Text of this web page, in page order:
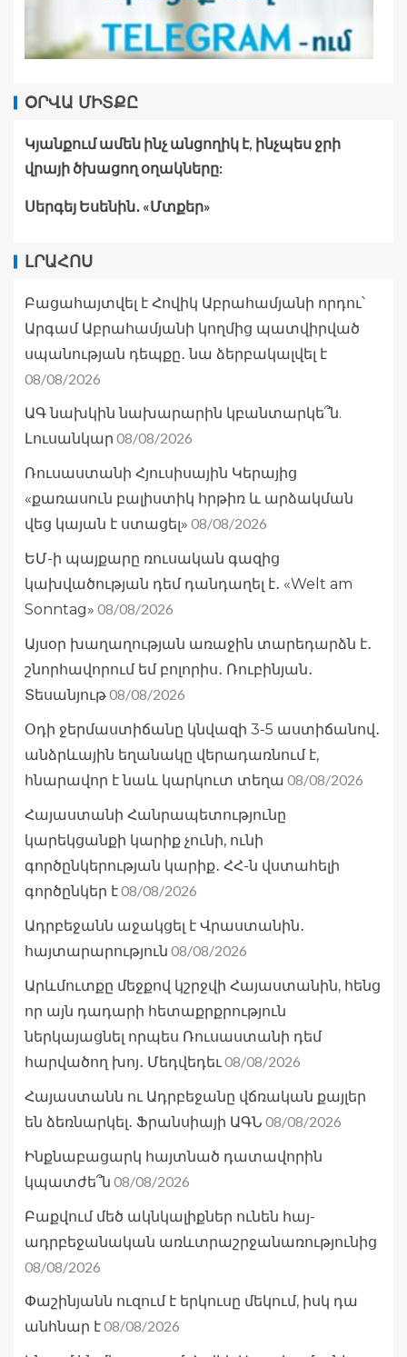
ՕՐՎԱ ՄԻՏՔԸ
Կյանքում ամեն ինչ անցողիկ է, ինչպես ջրի
վրայի ծխացող օղակները:
Սերգեյ Եսենին․ «Մտքեր»
ԼՐԱՀՈՍ
Բացահայտվել է Հովիկ Աբրահամյանի որդու՝
Արգամ Աբրահամյանի կողմից պատվիրված
սպանության դեպքը․ նա ձերբակալվել է
08/08/2026
ԱԳ նախկին նախարարին կբանտարկե՞ն.
Լուսանկար 08/08/2026
Ռուսաստանի Հյուսիսային Կերայից
«քառասուն բալիստիկ հրթիռ և արձակման
վեց կայան է ստացել» 08/08/2026
ԵՄ-ի պայքարը ռուսական գազից
կախվածության դեմ դանդաղել է․ «Welt am
Sonntag» 08/08/2026
Այսօր խաղաղության առաջին տարեդարձն է․
շնորհավորում եմ բոլորիս․ Ռուբինյան․
Տեսանյութ08/08/2026
Օդի ջերմաստիճանը կնվազի 3-5 աստիճանով․
անձրևային եղանակը վերադառնում է,
հնարավոր է նաև կարկուտ տեղա 08/08/2026
Հայաստանի Հանրապետությունը
կարեկցանքի կարիք չունի, ունի
գործընկերության կարիք․ ՀՀ-ն վստահելի
գործընկեր է08/08/2026
Ադրբեջանն աջակցել է Վրաստանին․
հայտարարություն 08/08/2026
Արևմուտքը մեջքով կշրջվի Հայաստանին, հենց
որ այն դադարի հետաքրքրություն
ներկայացնել որպես Ռուսաստանի դեմ
հարվածող խոյ․ Մեդվեդեւ08/08/2026
Հայաստանն ու Ադրբեջանը վճռական քայլեր
են ձեռնարկել․ Ֆրանսիայի ԱԳՆ 08/08/2026
Ինքնաբացարկ հայտնած դատավորին
կպատժե՞ն 08/08/2026
Բաքվում մեծ ակնկալիքներ ունեն հայ-
ադրբեջանական առևտրաշրջանառությունից
08/08/2026
Փաշինյանն ուզում է երկուսը մեկում, իսկ դա
անհնար է08/08/2026